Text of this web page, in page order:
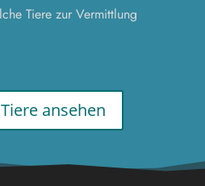
Tiere zur Vermittlung
ansehen